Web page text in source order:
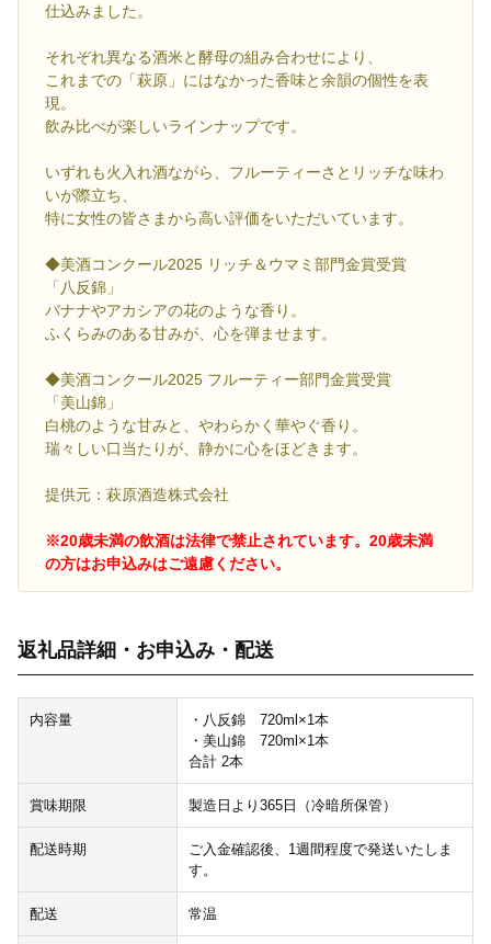
仕込みました。
それぞれ異なる酒米と酵母の組み合わせにより、
これまでの「萩原」にはなかった香味と余韻の個性を表
現。
飲み比べが楽しいラインナップです。
いずれも火入れ酒ながら、フルーティーさとリッチな味わ
いが際立ち、
特に女性の皆さまから高い評価をいただいています。
◆美酒コンクール2025 リッチ＆ウマミ部門金賞受賞
「八反錦」
バナナやアカシアの花のような香り。
ふくらみのある甘みが、心を弾ませます。
◆美酒コンクール2025 フルーティー部門金賞受賞
「美山錦」
白桃のような甘みと、やわらかく華やぐ香り。
瑞々しい口当たりが、静かに心をほどきます。
提供元：萩原酒造株式会社
※20歳未満の飲酒は法律で禁止されています。20歳未満
の方はお申込みはご遠慮ください。
返礼品詳細・お申込み・配送
内容量
・八反錦 720ml×1本
・美山錦 720ml×1本
合計 2本
賞味期限 製造日より365日（冷暗所保管）
配送時期
ご入金確認後、1週間程度で発送いたしま
す。
配送 常温